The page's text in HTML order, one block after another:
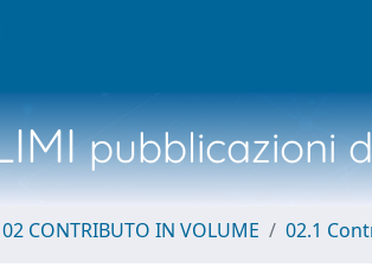
pubblicazioni
02 CONTRIBUTO IN VOLUME 02.1